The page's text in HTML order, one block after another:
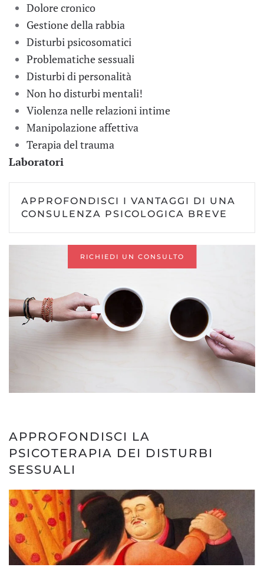
Dolore cronico
Gestione della rabbia
Disturbi psicosomatici
Problematiche sessuali
Disturbi di personalità
Non ho disturbi mentali!
Violenza nelle relazioni intime
Manipolazione affettiva
Terapia del trauma
Laboratori
APPROFONDISCI I VANTAGGI DI UNA
CONSULENZA PSICOLOGICA BREVE
RICHIEDI UN CONSULTO
APPROFONDISCI LA
PSICOTERAPIA DEI DISTURBI
SESSUALI